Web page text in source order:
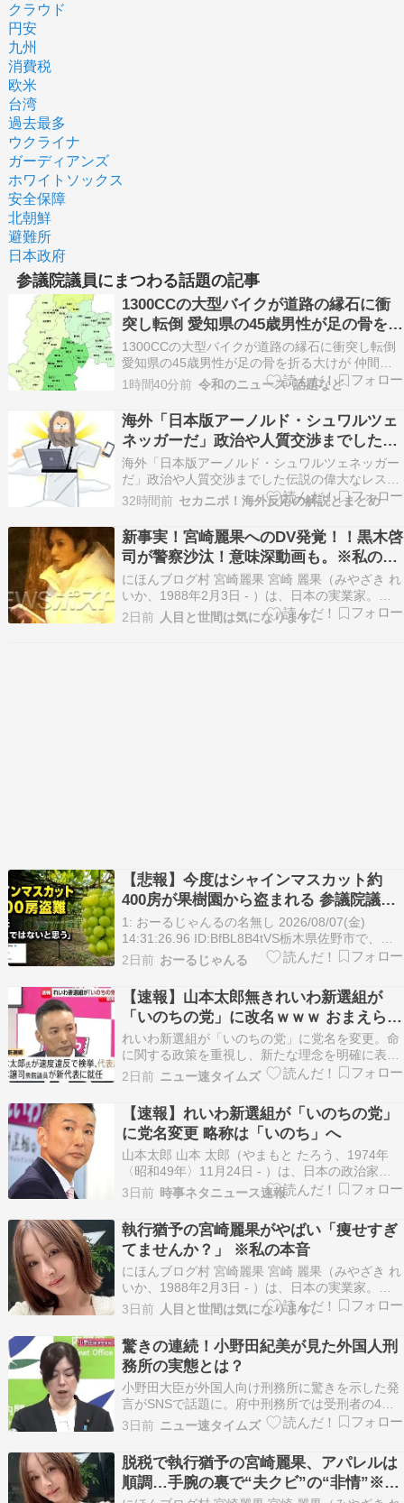
クラウド
円安
九州
消費税
欧米
台湾
過去最多
ウクライナ
ガーディアンズ
ホワイトソックス
安全保障
北朝鮮
避難所
日本政府
参議院議員にまつわる話題の記事
1300CCの大型バイクが道路の縁石に衝
突し転倒 愛知県の45歳男性が足の骨を折
る大けが 仲間とツーリング中 長野
1300CCの大型バイクが道路の縁石に衝突し転倒
愛知県の45歳男性が足の骨を折る大けが 仲間と
ツーリング中 …男性は病院に運ばれましたが、左
足の骨を折る大けがをしました。 男性は仲間とツ
ーリング中でしたが、単独で事故を起こしたとい
うことで、警察で原因を調べています。 （出典：
…
1時間40分前 令和のニュース･話題など
海外「日本版アーノルド・シュワルツェ
ネッガーだ」政治や人質交渉までした伝
説の偉大なレスラーに対する反応【海外
の反応】
海外「日本版アーノルド・シュワルツェネッガー
だ」政治や人質交渉までした伝説の偉大なレスラ
ーに対する反応【海外の反応】 海外の反応
Reddit r/HistoryMemes アントニオ猪木 プロレス
海外「日本版アーノルド・シュワルツェネッガー
だ」政治や人質交渉までした伝説の偉…
32時間前 セカニポ！海外反応の解説とまとめ
新事実！宮崎麗果へのDV発覚！！黒木啓
司が警察沙汰！意味深動画も。※私の本
音
にほんブログ村 宮崎麗果 宮崎 麗果（みやざき れ
いか、1988年2月3日 - ）は、日本の実業家。長
野県諏訪市出生、東京都世田谷区出身。3度の結
婚歴があり、実子は5人。父親は政治家（元参議
2日前 人目と世間は気になります。
【悲報】今度はシャインマスカット約
400房が果樹園から盗まれる 参議院議員
「日本人ではないと思う」
1: おーるじゃんるの名無し 2026/08/07(金)
14:31:26.96 ID:BfBL8B4tVS栃木県佐野市で、果
樹園からシャインマスカットおよそ400房が盗ま
れる事件がありました。警察は付近のパトロール
を強化しています。警察によりますと、佐野市村
上町の果樹園から「シ…
2日前 おーるじゃんる
【速報】山本太郎無きれいわ新選組が
「いのちの党」に改名ｗｗｗ おまえらど
う思う？ｗｗｗ
れいわ新選組が「いのちの党」に党名を変更。命
に関する政策を重視し、新たな理念を明確に表
現。今後の活動に注目が集まる。 れいわ新選組
新しい党名は『いのちの党』 山本譲司新代表はれ
いわ新選組の政策引き継ぐ考え …れいわ新選組
は、党のホームページで党名を『いのちの党』に
変更すると発表…
2日前 ニュー速タイムズ
【速報】れいわ新選組が「いのちの党」
に党名変更 略称は「いのち」へ
山本太郎 山本 太郎（やまもと たろう、1974年
〈昭和49年〉11月24日 - ）は、日本の政治家、
反原発運動家、元俳優、元タレント。 参議院議員
（2期）、衆議院議員（1期）、れいわ新選組代表
（初代）、同選挙対策委員長（初代）、自由党共
同代表、同政策審議会長、生活の党と山本太…
3日前 時事ネタニュース速報
執行猶予の宮崎麗果がやばい「痩せすぎ
てませんか？」 ※私の本音
にほんブログ村 宮崎麗果 宮崎 麗果（みやざき れ
いか、1988年2月3日 - ）は、日本の実業家。長
野県諏訪市出生、東京都世田谷区出身。3度の結
婚歴があり、実子は5人。父親は政治家（元参議
院議員）の白眞勲。両親は離婚しており、"宮
崎"は母親の姓である。 母親が里帰り出産をし
た…
3日前 人目と世間は気になります。
驚きの連続！小野田紀美が見た外国人刑
務所の実態とは？
小野田大臣が外国人向け刑務所に驚きを示した発
言がSNSで話題に。府中刑務所では受刑者の4人
に1人が外国人であり、その背景や政策の必要性
に関する議論が広がっています。 「受刑者4人に
1人が外国人」でも全国は6.6％…小野田大臣の発
言検証、府中刑務所だけでは見えない実態 -
beng…
3日前 ニュー速タイムズ
脱税で執行猶予の宮崎麗果、アパレルは
順調…手腕の裏で“夫クビ”の“非情”※私